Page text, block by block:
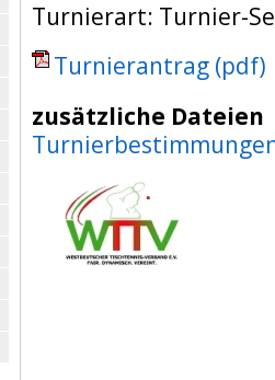
Turnierart: Turnier-
Turnierantrag (pdf)
zusätzliche Dateien